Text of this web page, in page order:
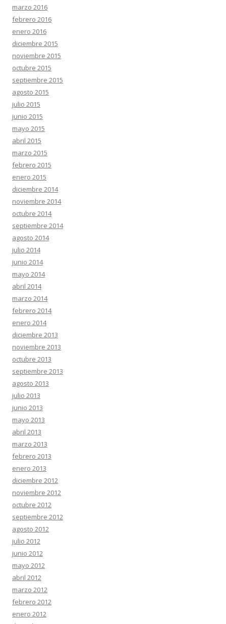
marzo 2016
febrero 2016
enero 2016
diciembre 2015
noviembre 2015
octubre 2015
septiembre 2015
agosto 2015
julio 2015
junio 2015
mayo 2015
abril 2015
marzo 2015
febrero 2015
enero 2015
diciembre 2014
noviembre 2014
octubre 2014
septiembre 2014
agosto 2014
julio 2014
junio 2014
mayo 2014
abril 2014
marzo 2014
febrero 2014
enero 2014
diciembre 2013
noviembre 2013
octubre 2013
septiembre 2013
agosto 2013
julio 2013
junio 2013
mayo 2013
abril 2013
marzo 2013
febrero 2013
enero 2013
diciembre 2012
noviembre 2012
octubre 2012
septiembre 2012
agosto 2012
julio 2012
junio 2012
mayo 2012
abril 2012
marzo 2012
febrero 2012
enero 2012